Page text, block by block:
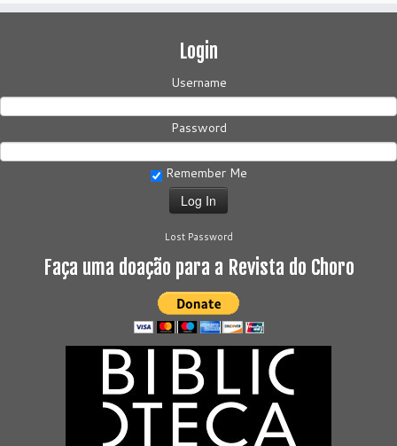
Login
Username
Password
Remember Me
Lost Password
Faça uma doação para a Revista do Choro